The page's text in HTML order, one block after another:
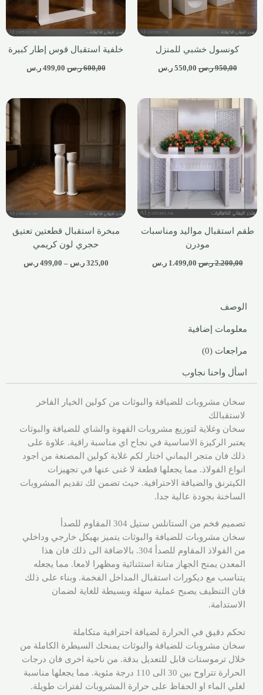
كونسول خشبي للمنزل
950,00 ر.س 550,00 ر.س
خلفية استقبال قوس إطار كبيرة
600,00 ر.س 499,00 ر.س
طقم استقبال مواليد ومناسبات
مودرن
2.200,00 ر.س 1.499,00 ر.س
مبخرة استقبال قطعتين تعتيق
حجري لون كريمي
325,00 ر.س –
499,00 ر.س
الوصف
معلومات إضافية
مراجعات (0)
اسأل واحنا نجاوب
سخان مشروبات للضيافة والبوثات من كولين الخيار الفاخر
لاستقبالك
سخان وغلاية لتوزيع مشروبات القهوة والشاي للضيافة والبوثات
يعتبر الركيزة الاساسية في نجاح اي مناسبة راقية. علاوة على
ذلك فان متجر اليماني اختار لكم غلاية كولين المصنعة من اجود
انواع الفولاذ. مما يجعلها قطعة لا غنى عنها في تجهيزات
الكيترنق والضيافة الاحترافية. حيث تضمن لك تقديم المشروبات
الساخنة بجودة عالية جدا.
تصميم فخم من الستانلس ستيل 304 المقاوم للصدأ
سخان مشروبات للضيافة والبوثات يتميز بهيكل خارجي وداخلي
من الفولاذ المقاوم للصدأ 304. بالاضافة الى ذلك فان هذا
المعدن يمنح الجهاز متانة استثنائية ومظهرا لامعا. مما يجعله
يتناسب مع ديكورات استقبال المداخل الفخمة. وبناء على ذلك
فان التنظيف يصبح عملية سهلة وبسيطة للغاية لضمان
الاستدامة.
تحكم دقيق في الحرارة لضيافة احترافية متكاملة
سخان مشروبات للضيافة والبوثات يمنحك السيطرة الكاملة من
خلال ترموستات قابل للتعديل بدقة. من ناحية اخرى فان درجات
الحرارة تتراوح بين 30 الى 110 درجة مئوية. مما يجعلها مناسبة
لغلي الماء او الحفاظ على حرارة المشروبات لفترات طويلة.